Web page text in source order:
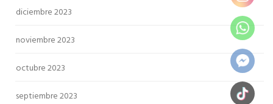
diciembre 2023
noviembre 2023
octubre 2023
septiembre 2023